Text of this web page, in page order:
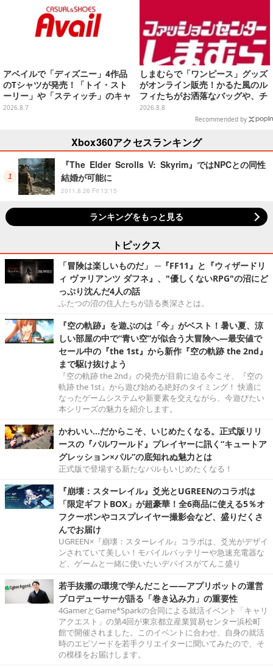
アベイルで「ディズニー」4作品
のTシャツが発売！「トイ・スト
ーリー」や「スティッチ」のキャ
ラを刺しゅうでデザイン
2026.8.7
しまむらで「ワンピース」グッズ
がオンライン販売！かるた風のル
フィたちがお洒落なバッグや、チ
ョッパーが可愛いサンダルも
2026.8.8
Recommended by
Xbox360アクセスランキング
『The Elder Scrolls V: Skyrim』ではNPCとの同性
結婚が可能に
2011.8.26 Fri 13:15
ランキングをもっと見る
トピックス
「冒険は楽しいものだ」 ─『FF11』と『ウィザードリ
ィ ヴァリアンツ ダフネ』、"優しくないRPG"の沼にど
っぷり沈んだ4人の話
ふたつの沼の住人たちが語る奥深さとは。
『空の軌跡』を遊ぶのは「今」がベスト！暑い夏、涼
しい部屋の中で“青い空”が似合う大冒険へ―最安値で
セール中の『the 1st』から新作『空の軌跡 the 2nd』
まで駆け抜けよう
『空の軌跡 the 2nd』の発売が目前に迫る今こそ、『空の
軌跡 the 1st』から遊び始める絶好のタイミング！ 快適に
なったゲームシステムや新要素を交えながら、今遊びたい
本シリーズの魅力を紹介します。
かわいい…だからこそ、いじめたくなる。正式版リリ
ースの『パルワールド』プレイヤーに訊く“キュートア
グレッション×パル”の底知れぬ魅力とは
正式版で登場する新たなパルもいじめたくなる！
『崩壊：スターレイル』爻光とUGREENのコラボは
「限定ギフトBOX」が超豪華！全6商品に使える5％オ
フクーポンやコスプレイヤー撮影会など、盛りだくさ
んでお届け
UGREEN×『崩壊：スターレイル』コラボは、爻光がデザイ
ンされていて美しい！モバイルバッテリーや急速充電器な
ど、ゲームと一緒に使いたいデバイスがてんこ盛り
若手抜擢の環境で学んだこと――アプリボットの運営
プロデューサーが語る「巻き込み力」の重要性
4GamerとGame*Sparkの合同による就活イベント「キャリ
アクエスト」の第4回が東京都立産業貿易センター浜松町
館で開催されました。このイベントに合わせ、自身の就活
時のエピソードを若手クリエイターに聞いてみたので、そ
の模様をお届けします。